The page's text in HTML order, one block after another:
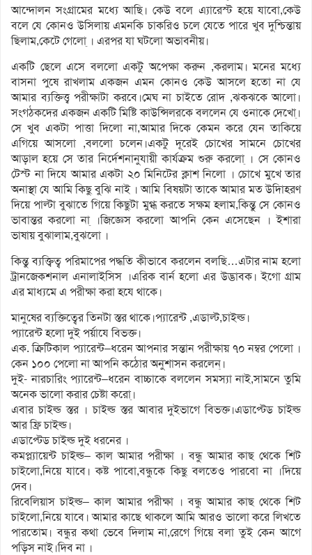
আন্দোলন সংগ্রামের মধ্যে আছি। কেউ বলে এ্যারেস্ট হয়ে যাবো,কেউ
বলে যে কোনও উসিলায় এমনকি চাকরিও চলে যেতে পারে খুব দুশ্চিন্তায়
ছিলাম,কেটে গেলো্ । এরপর যা ঘটলো অভাবনীয়।
একটি ছেলে এসে বললো একটু অপেক্ষা করুন ,করলাম। মনের মধ্যে
বাসনা পুষে রাখলাম একজন এমন কোনও কেউ আসলে হতো না যে
আমার ব্যক্তিত্ত্ব পরীক্ষাটা করবে।মেঘ না চাইতে রোদ ,ঝকঝকে আলো।
সংগঠকদের একজন একটি মিষ্টি কাউন্সিলরকে বললেন যে ওনাকে দেখো্।
সে খুব একটা পাত্তা দিলো না,আমার দিকে কেমন করে যেন তাকিয়ে
এগিয়ে আসলো ,বললো চলেন।একটু দূরেই চোখের সামনে চোখের
আড়াল হয়ে সে তার নির্দেশনানুযায়ী কার্যক্রম শুরু করলো্ । সে কোনও
টেস্ট না দিযে আমার একটা ২০ মিনিটের ক্লাশ নিলো । চোখে মুখে তার
অনাস্থা যে আমি কিছু বুঝি নাই । আমি বিষয়টা তাকে আমার মত উদিাহরণ
দিয়ে পাল্টা বুঝাতে গিয়ে কিছুটা মুগ্ধ করতে সক্ষম হলাম,কিন্তু সে কোনও
ভাবান্তর করলো না্ ।জিজ্ঞেস করলো আপনি কেন এসেছেন । ইশারা
ভাষায় বুঝালাম,বুঝলো ।
কিন্তু ব্যক্ত্বিত্ব পরিমাপের পদ্ধতি কীভাবে করলেন বলছি…এটার নাম হলো
ট্রানজেকশনাল এনালাইসিস ।এরিক বার্ন হলো এর উদ্ভাবক। ইগো গ্রাম
এর মাধ্যমে এ পরীক্ষা করা হযে থাকে।
মানুষের ব্যক্তিত্বের তিনটা স্তর থাকে।প্যারেন্ট ,এডাল্ট,চাইল্ড।
প্যারেন্ট হলো দুই পর্য়াযে বিভক্ত।
এক. ক্রিটিকাল প্যারেন্ট–ধরেন আপনার সন্তান পরীক্ষায় ৭০ নম্বর পেলো ।
কেন ১০০ পেলো না আপনি কঠোর অনুশাসন করলেন্।
দুই- নারচারিং প্যারেন্ট–ধরেন বাচ্চাকে বললেন সমস্যা নাই,সামনে তুমি
অনেক ভালো করার চেষ্টা করো্।
এবার চাইল্ড স্তর । চাইল্ড স্তর আবার দুইভাগে বিভক্ত।এডাপ্টেড চাইল্ড
আর ফ্রি চাইল্ড।
এডাপ্টেড চাইল্ড দুই ধরনের ।
কমপ্ল্যায়েন্ট চাইল্ড– কাল আমার পরীক্ষা । বন্ধু আমার কাছ থেকে শিট
চাইলো,নিয়ে যাবে। কষ্ট পাবো,বন্ধুকে কিছু বলতেও পারবো না ।দিয়ে
দেব।
রিবেলিয়াস চাইল্ড– কাল আমার পরীক্ষা । বন্ধু আমার কাছ থেকে শিট
চাইলো,নিয়ে যাবে। আমার কাছে থাকলে আমি আরও ভালো করে লিখতে
পারতোম। বন্ধুর কথা ভেবে দিলাম না,রেগে গিয়ে বলা তুই কেন আগে
পড়িস নাই।দিব না ।